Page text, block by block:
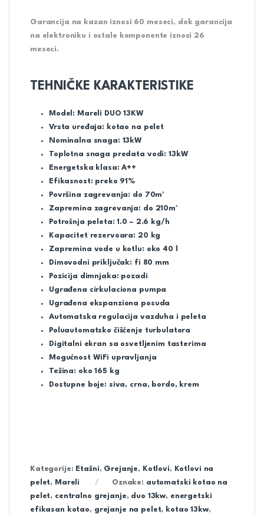
Garancija na kazan iznosi 60 meseci, dok garancija
na elektroniku i ostale komponente iznosi 26
meseci.
TEHNIČKE KARAKTERISTIKE
Model: Mareli DUO 13KW
Vrsta uređaja: kotao na pelet
Nominalna snaga: 13kW
Toplotna snaga predata vodi: 13kW
Energetska klasa: A++
Efikasnost: preko 91%
Površina zagrevanja: do 70m²
Zapremina zagrevanja: do 210m³
Potrošnja peleta: 1.0 – 2.6 kg/h
Kapacitet rezervoara: 20 kg
Zapremina vode u kotlu: oko 40 l
Dimovodni priključak: fi 80 mm
Pozicija dimnjaka: pozadi
Ugrađena cirkulaciona pumpa
Ugrađena ekspanziona posuda
Automatska regulacija vazduha i peleta
Poluautomatsko čišćenje turbulatora
Digitalni ekran sa osvetljenim tasterima
Mogućnost WiFi upravljanja
Težina: oko 165 kg
Dostupne boje: siva, crna, bordo, krem
Kategorije: Etažni, Grejanje, Kotlovi,
Kotlovi na
pelet, Mareli Oznake: automatski kotao na
pelet, centralno grejanje, duo 13kw, energetski
efikasan kotao, grejanje na pelet, kotao 13kw,